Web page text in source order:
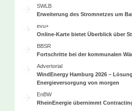
SWLB
Erweiterung des Stromnetzes um
evu+
Online-Karte bietet Überblick über
BBSR
Fortschritte bei der kommunalen
Advertorial
WindEnergy Hamburg 2026 –
Energieversorgung von morgen
EnBW
RheinEnergie übernimmt